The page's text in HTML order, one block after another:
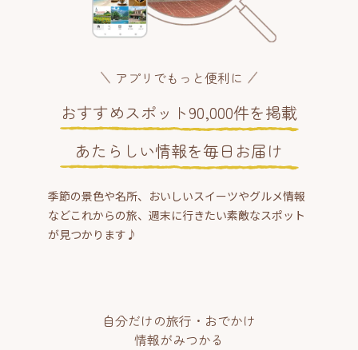
アプリでもっと便利に
おすすめスポット90,000件を掲載
あたらしい情報を毎日お届け
季節の景色や名所、おいしいスイーツやグルメ情報
などこれからの旅、週末に行きたい素敵なスポット
が見つかります♪
自分だけの旅行・おでかけ
情報がみつかる